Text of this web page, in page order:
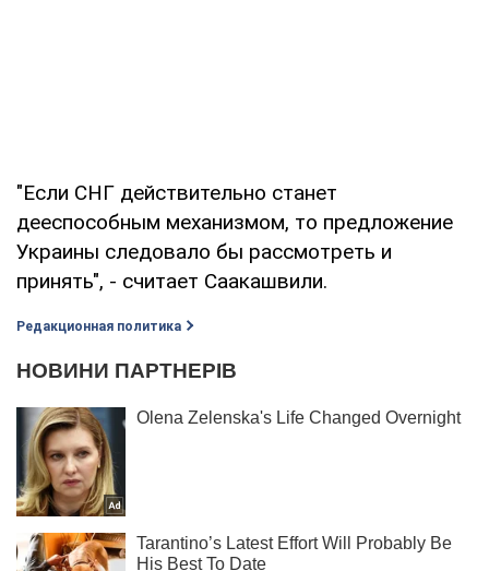
"Если СНГ действительно станет
дееспособным механизмом, то предложение
Украины следовало бы рассмотреть и
принять", - считает Саакашвили.
Редакционная политика